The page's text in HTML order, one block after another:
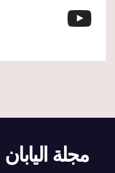
YouTube